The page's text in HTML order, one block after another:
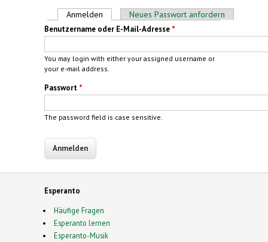
Haupt-Reiter
Anmelden (aktiver Reiter)
Neues Passwort anfordern
Benutzername oder E-Mail-Adresse *
You may login with either your assigned username or
your e-mail address.
Passwort *
The password field is case sensitive.
Esperanto
Häufige Fragen
Esperanto lernen
Esperanto-Musik